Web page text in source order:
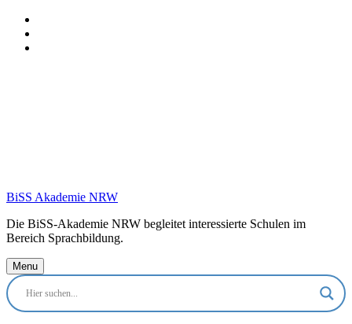
BiSS Akademie NRW
Die BiSS-Akademie NRW begleitet interessierte Schulen im
Bereich Sprachbildung.
Menu